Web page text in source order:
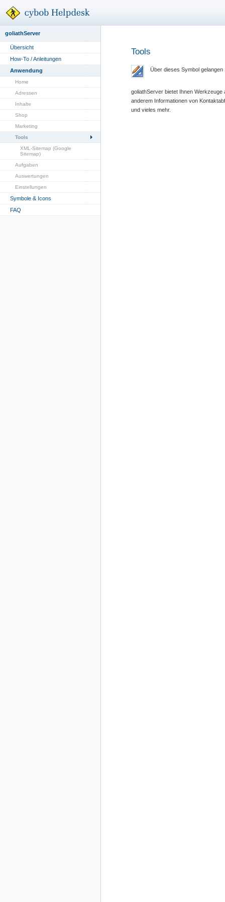
goliathServer
Übersicht
How-To / Anleitungen
Anwendung
Home
Adressen
Inhalte
Shop
Marketing
Tools
XML-Sitemap (Google
Sitemap)
Aufgaben
Auswertungen
Einstellungen
Symbole & Icons
FAQ
Tools
Über dieses Symbol gelangen
goliathServer bietet Ihnen
anderem Informationen von
und vieles mehr.